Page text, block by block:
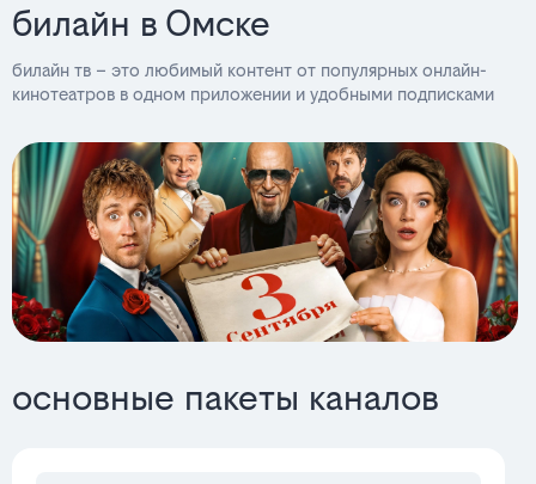
билайн в Омске
билайн тв – это любимый контент от популярных онлайн-
кинотеатров в одном приложении и удобными подписками
основные пакеты каналов